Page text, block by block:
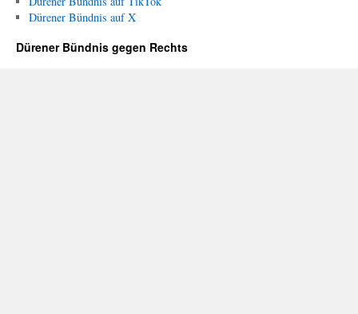
Dürener Bündnis auf X
Dürener Bündnis gegen Rechts